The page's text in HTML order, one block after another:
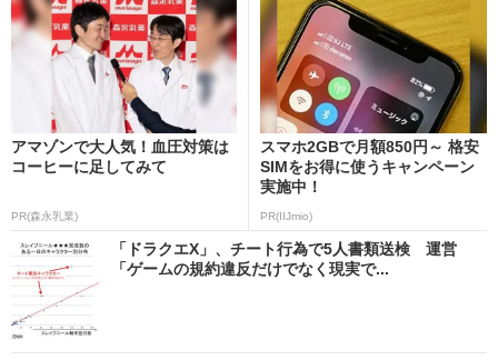
アマゾンで大人気！血圧対策は
コーヒーに足してみて
PR(森永乳業)
スマホ2GBで月額850円～ 格安
SIMをお得に使うキャンペーン
実施中！
PR(IIJmio)
「ドラクエX」、チート行為で5人書類送検 運営
「ゲームの規約違反だけでなく現実で...